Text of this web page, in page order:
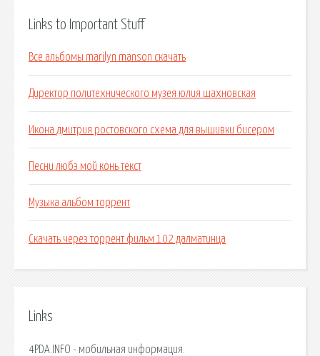
Links to Important Stuff
Все альбомы marilyn manson скачать
Директор политехнического музея юлия шахновская
Икона дмитрия ростовского схема для вышивки бисером
Песни любэ мой конь текст
Музыка альбом торрент
Скачать через торрент фильм 102 далматинца
Links
4PDA.INFO - мобильная информация.